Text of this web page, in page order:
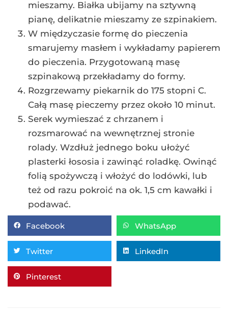
mieszamy. Białka ubijamy na sztywną
pianę, delikatnie mieszamy ze szpinakiem.
W międzyczasie formę do pieczenia
smarujemy masłem i wykładamy papierem
do pieczenia. Przygotowaną masę
szpinakową przekładamy do formy.
Rozgrzewamy piekarnik do 175 stopni C.
Całą masę pieczemy przez około 10 minut.
Serek wymieszać z chrzanem i
rozsmarować na wewnętrznej stronie
rolady. Wzdłuż jednego boku ułożyć
plasterki łososia i zawinąć roladkę. Owinąć
folią spożywczą i włożyć do lodówki, lub
też od razu pokroić na ok. 1,5 cm kawałki i
podawać.
Facebook WhatsApp
Twitter LinkedIn
Pinterest